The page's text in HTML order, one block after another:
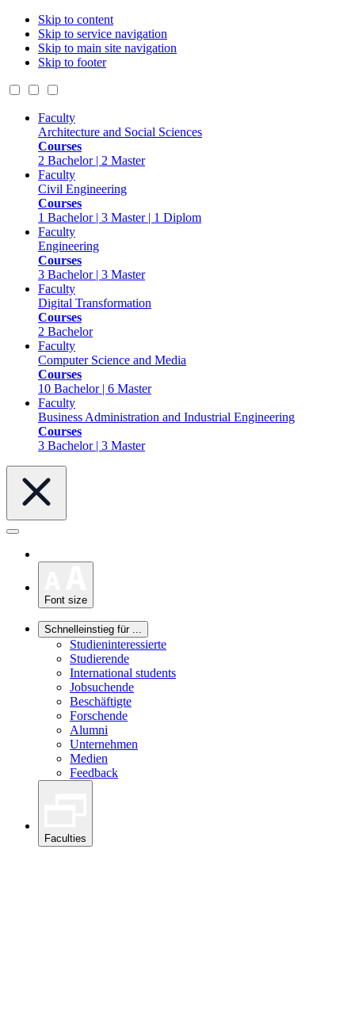
Skip to content
Skip to service navigation
Skip to main site navigation
Skip to footer
Faculty
Architecture and Social Sciences
Courses
2 Bachelor | 2 Master
Faculty
Civil Engineering
Courses
1 Bachelor | 3 Master | 1 Diplom
Faculty
Engineering
Courses
3 Bachelor | 3 Master
Faculty
Digital Transformation
Courses
2 Bachelor
Faculty
Computer Science and Media
Courses
10 Bachelor | 6 Master
Faculty
Business Administration and Industrial Engineering
Courses
3 Bachelor | 3 Master
Font size
Schnelleinstieg für ...
Studieninteressierte
Studierende
International students
Jobsuchende
Beschäftigte
Forschende
Alumni
Unternehmen
Medien
Feedback
Faculties